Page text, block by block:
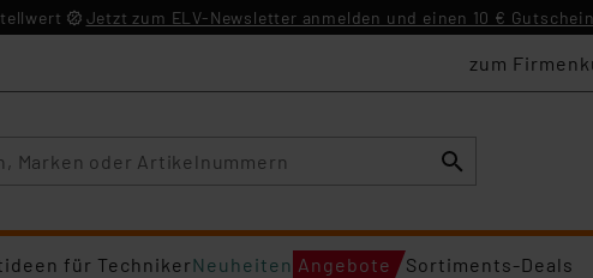
Jetzt zum ELV-Newsletter anmelden und einen 10 €
zum
für TechnikerNeuheiten Angebote Sortiments-Deals